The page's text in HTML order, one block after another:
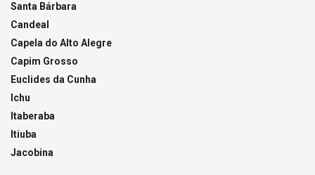
Santa Bárbara
Candeal
Capela do Alto Alegre
Capim Grosso
Euclides da Cunha
Ichu
Itaberaba
Itiuba
Jacobina